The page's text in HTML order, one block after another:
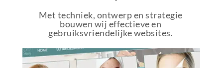
Met techniek, ontwerp en strategie
bouwen wij effectieve en
gebruiksvriendelijke websites.